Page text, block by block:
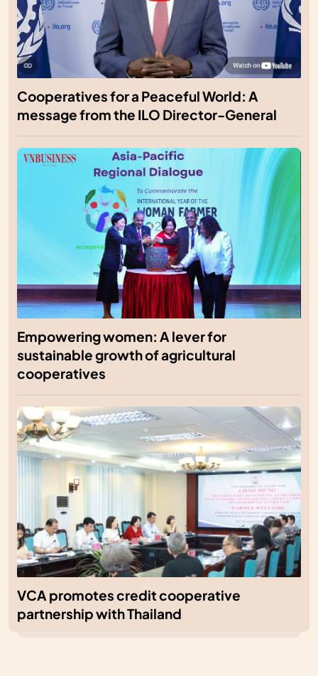
Cooperatives for a Peaceful World: A
message from the ILO Director-General
Empowering women: A lever for
sustainable growth of agricultural
cooperatives
VCA promotes credit cooperative
partnership with Thailand